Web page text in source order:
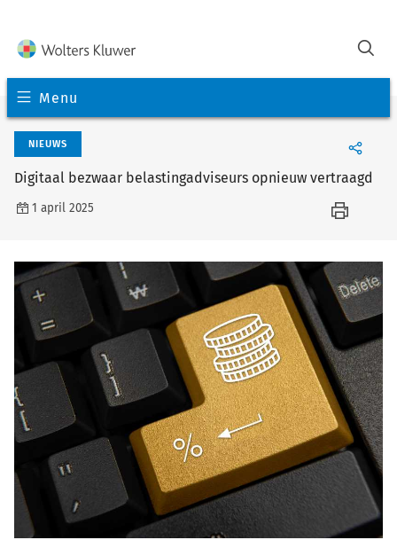
Menu
NIEUWS
Digitaal bezwaar belastingadviseurs opnieuw vertraagd
1 april 2025